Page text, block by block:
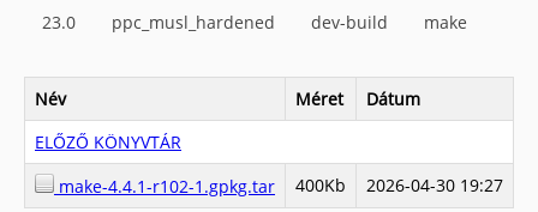
23.0 ppc_musl_hardened dev-build make
Név Méret
Dátum
ELŐZŐ KÖNYVTÁR
make-4.4.1-r102-1.gpkg.tar
400Kb 2026-04-30 19:27